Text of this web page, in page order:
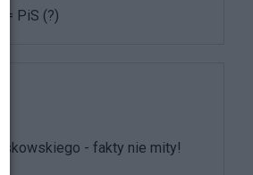
PiS (?)
- fakty nie mity!